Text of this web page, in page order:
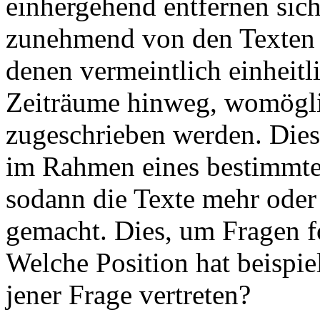
einhergehend entfernen
zunehmend von den
denen vermeintlich
Zeiträume hinweg,
zugeschrieben werden.
im Rahmen eines
sodann die Texte mehr
gemacht. Dies, um Fragen
Welche Position hat
jener Frage vertreten?